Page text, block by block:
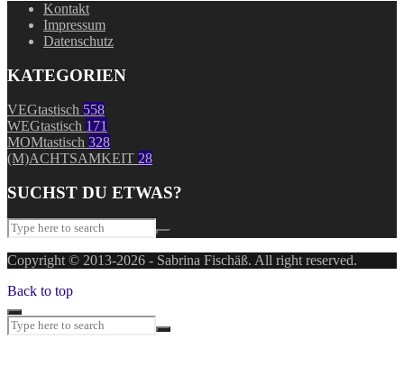
Kontakt
Impressum
Datenschutz
KATEGORIEN
VEGtastisch 558
WEGtastisch 171
MOMtastisch 328
(M)ACHTSAMKEIT 28
SUCHST DU ETWAS?
Copyright © 2013-2026 - Sabrina Fischäß. All right reserved.
Back to top